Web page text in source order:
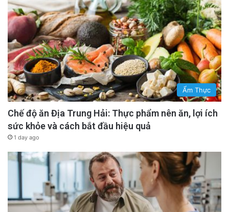
Ẩm Thực
Chế độ ăn Địa Trung Hải: Thực phẩm nên ăn, lợi ích
sức khỏe và cách bắt đầu hiệu quả
1 day ago